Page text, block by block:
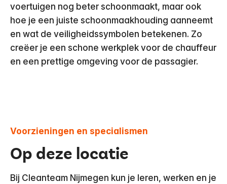
voertuigen nog beter schoonmaakt, maar ook
hoe je een juiste schoonmaakhouding aanneemt
en wat de veiligheidssymbolen betekenen. Zo
creëer je een schone werkplek voor de chauffeur
en een prettige omgeving voor de passagier.
Voorzieningen en specialismen
Op deze locatie
Bij Cleanteam Nijmegen kun je leren, werken en je